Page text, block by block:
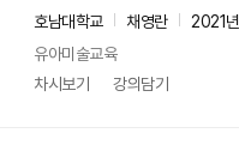
호남대학교 채영란
2021
유아미술교육
차시보기
강의담기